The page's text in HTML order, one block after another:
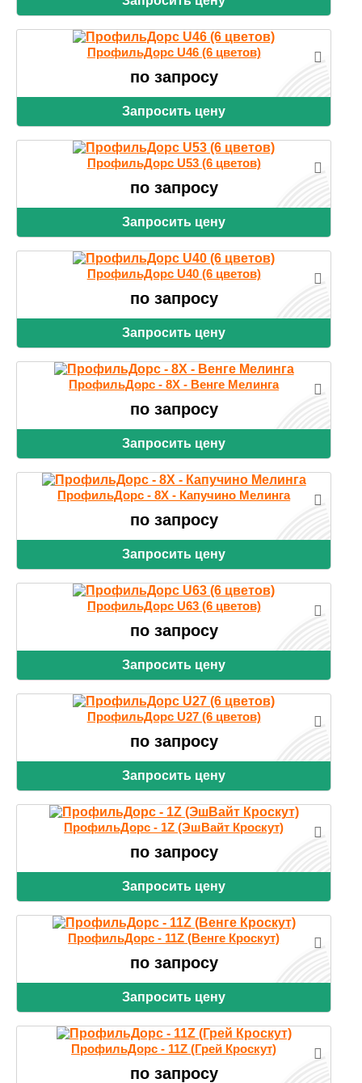
ПрофильДорс U46 (6 цветов)
по запросу
Запросить цену
ПрофильДорс U53 (6 цветов)
по запросу
Запросить цену
ПрофильДорс U40 (6 цветов)
по запросу
Запросить цену
ПрофильДорс - 8X - Венге Мелинга
по запросу
Запросить цену
ПрофильДорс - 8X - Капучино Мелинга
по запросу
Запросить цену
ПрофильДорс U63 (6 цветов)
по запросу
Запросить цену
ПрофильДорс U27 (6 цветов)
по запросу
Запросить цену
ПрофильДорс - 1Z (ЭшВайт Кроскут)
по запросу
Запросить цену
ПрофильДорс - 11Z (Венге Кроскут)
по запросу
Запросить цену
ПрофильДорс - 11Z (Грей Кроскут)
по запросу